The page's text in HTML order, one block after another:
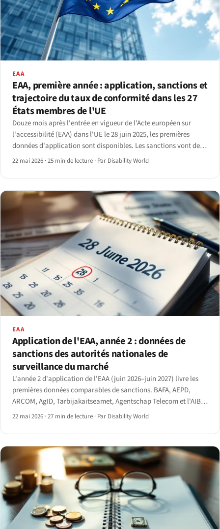
EAA
EAA, première année : application, sanctions et
trajectoire du taux de conformité dans les 27
États membres de l'UE
Douze mois après l'entrée en vigueur de l'Acte européen sur
l'accessibilité (EAA) dans l'UE le 28 juin 2025, les premières
données d'application sont disponibles. Les sanctions vont de 5
000 € en Estonie à 500 000 € en Allemagne ; taux de couverture
22 mai 2026 ·25 min de lecture · Par Disability World
EAA
Application de l'EAA, année 2 : données de
sanctions des autorités nationales de
surveillance du marché
L'année 2 d'application de l'EAA (juin 2026–juin 2027) livre les
premières données comparables de sanctions. BAFA, AEPD,
ARCOM, AgID, Tarbijakaitseamet, Agentschap Telecom et l'AIBE
belge publient désormais leurs mesures.
22 mai 2026 ·27 min de lecture · Par Disability World